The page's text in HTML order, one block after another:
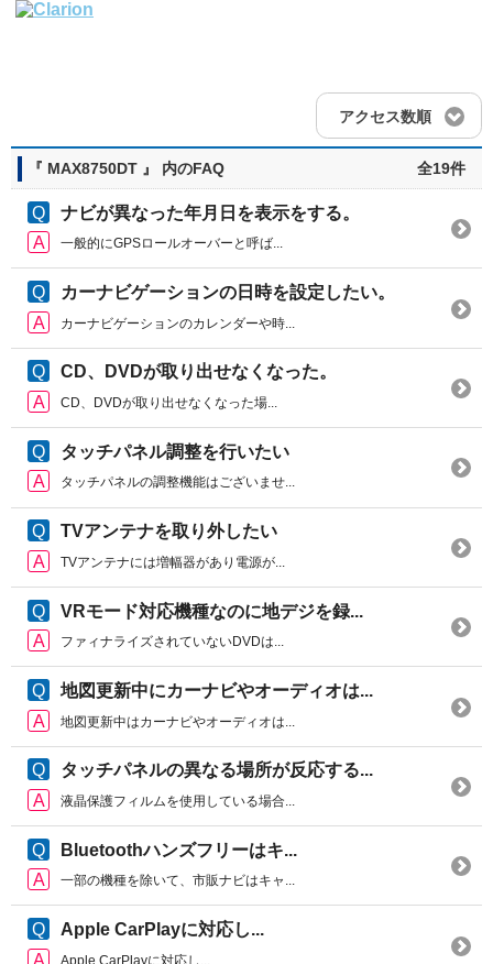
アクセス数順
『 MAX8750DT 』 内のFAQ 全19件
ナビが異なった年月日を表示をする。
一般的にGPSロールオーバーと呼ば...
カーナビゲーションの日時を設定したい。
カーナビゲーションのカレンダーや時...
CD、DVDが取り出せなくなった。
CD、DVDが取り出せなくなった場...
タッチパネル調整を行いたい
タッチパネルの調整機能はございませ...
TVアンテナを取り外したい
TVアンテナには増幅器があり電源が...
VRモード対応機種なのに地デジを録...
ファィナライズされていないDVDは...
地図更新中にカーナビやオーディオは...
地図更新中はカーナビやオーディオは...
タッチパネルの異なる場所が反応する...
液晶保護フィルムを使用している場合...
Bluetoothハンズフリーはキ...
一部の機種を除いて、市販ナビはキャ...
Apple CarPlayに対応し...
Apple CarPlayに対応し...